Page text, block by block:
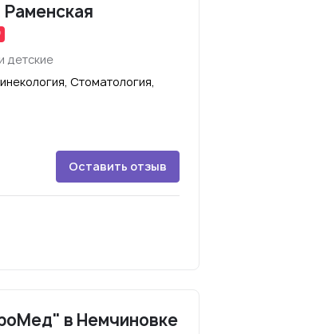
Раменская
детские
Стоматология,
Оставить отзыв
в Немчиновке